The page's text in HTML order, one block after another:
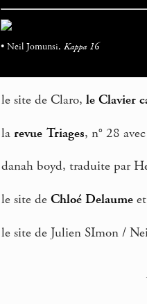
• Neil Jomunsi, Kappa 16
le site de Claro,le Clavier
larevue Triages, n° 28
danah boyd, traduite par
le site deChloé Delaume
le site de Julien SImon /